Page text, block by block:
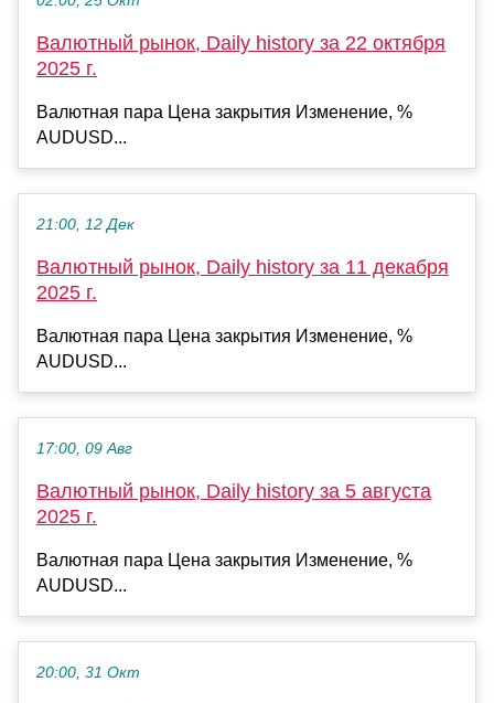
Валютный рынок, Daily history за 22 октября
2025 г.
Валютная пара Цена закрытия Изменение, %
AUDUSD...
21:00, 12 Дек
Валютный рынок, Daily history за 11 декабря
2025 г.
Валютная пара Цена закрытия Изменение, %
AUDUSD...
17:00, 09 Авг
Валютный рынок, Daily history за 5 августа
2025 г.
Валютная пара Цена закрытия Изменение, %
AUDUSD...
20:00, 31 Окт